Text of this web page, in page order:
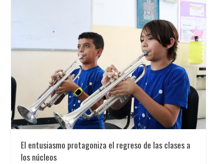
El entusiasmo protagoniza el regreso de las clases a
los núcleos